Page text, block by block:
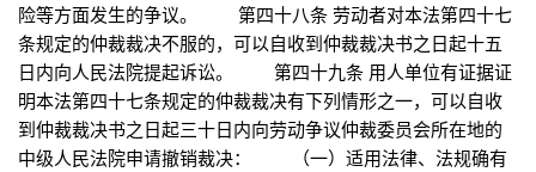
险等方面发生的争议。 第四十八条 劳动者对本法第四十七
条规定的仲裁裁决不服的，可以自收到仲裁裁决书之日起十五
日内向人民法院提起诉讼。 第四十九条 用人单位有证据证
明本法第四十七条规定的仲裁裁决有下列情形之一，可以自收
到仲裁裁决书之日起三十日内向劳动争议仲裁委员会所在地的
中级人民法院申请撤销裁决： （一）适用法律、法规确有